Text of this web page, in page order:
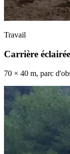
Travail
Carrière éclairée
70 × 40 m, parc